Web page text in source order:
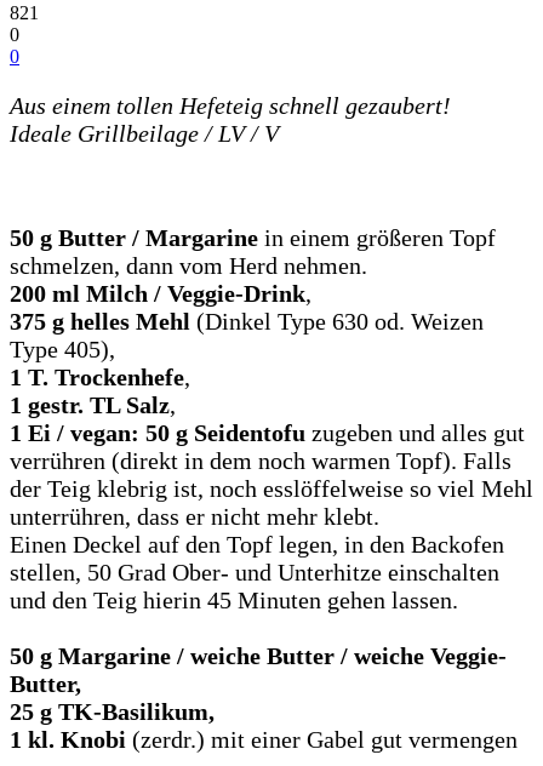
821
0
0
Aus einem tollen Hefeteig schnell gezaubert!
Ideale Grillbeilage / LV / V
50 g Butter / Margarine in einem größeren Topf
schmelzen, dann vom Herd nehmen.
200 ml Milch / Veggie-Drink,
375 g helles Mehl (Dinkel Type 630 od. Weizen
Type 405),
1 T. Trockenhefe,
1 gestr. TL Salz,
1 Ei / vegan: 50 g Seidentofu zugeben und alles gut
verrühren (direkt in dem noch warmen Topf). Falls
der Teig klebrig ist, noch esslöffelweise so viel Mehl
unterrühren, dass er nicht mehr klebt.
Einen Deckel auf den Topf legen, in den Backofen
stellen, 50 Grad Ober- und Unterhitze einschalten
und den Teig hierin 45 Minuten gehen lassen.
50 g Margarine / weiche Butter / weiche Veggie-
Butter,
25 g TK-Basilikum,
1 kl. Knobi (zerdr.) mit einer Gabel gut vermengen